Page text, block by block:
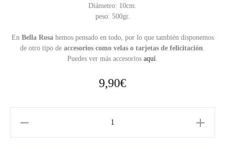
Diámetro: 10cm.
peso: 500gr.
En Bella Rosahemos pensado en todo, por lo que también disponemos
de otro tipo de accesorios como velas o tarjetas de felicitación.
Puedes ver más accesorios aquí.
9,90€